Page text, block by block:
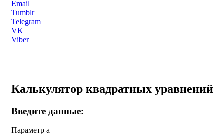
Email
Tumblr
Telegram
VK
Viber
Калькулятор квадратных уравнений
Введите данные:
Параметр a